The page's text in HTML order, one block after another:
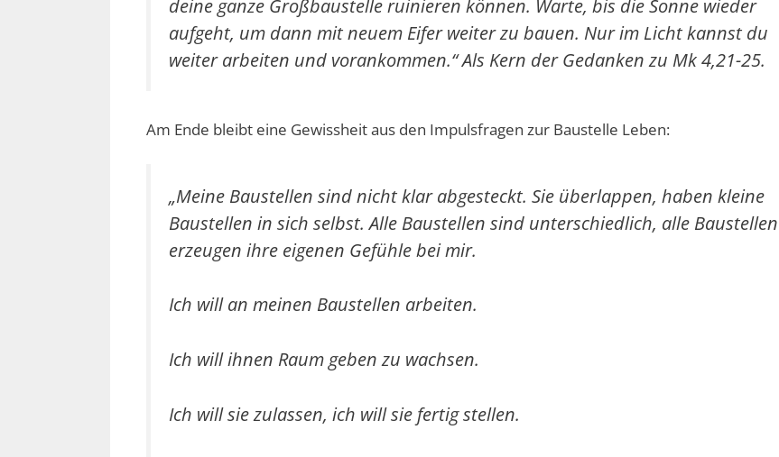
deine ganze Großbaustelle ruinieren können. Warte, bis die Sonne wieder
aufgeht, um dann mit neuem Eifer weiter zu bauen. Nur im Licht kannst du
weiter arbeiten und vorankommen.“ Als Kern der Gedanken zu Mk 4,21-25.
Am Ende bleibt eine Gewissheit aus den Impulsfragen zur Baustelle Leben:
„Meine Baustellen sind nicht klar abgesteckt. Sie überlappen, haben kleine
Baustellen in sich selbst. Alle Baustellen sind unterschiedlich, alle Baustellen
erzeugen ihre eigenen Gefühle bei mir.
Ich will an meinen Baustellen arbeiten.
Ich will ihnen Raum geben zu wachsen.
Ich will sie zulassen, ich will sie fertig stellen.